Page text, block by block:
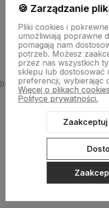
Informacje
O nas
})
Sklep internetowy Shoper.pl
🍪 Zarządzanie
Pliki cookies i
umożliwiają poprawne
pomagają nam
potrzeb. Możesz
przez nas wszystkich
sklepu lub dostosować
preferencji, wybierając
Więcej o plikach
Polityce prywatności.